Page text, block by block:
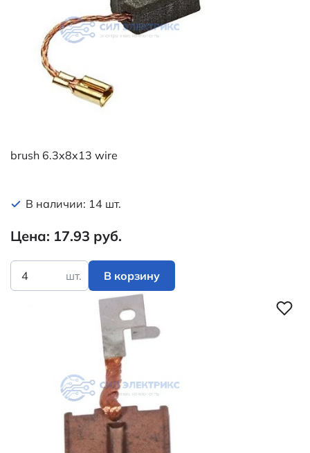
brush 6.3x8x13 wire
В наличии: 14 шт.
Цена: 17.93 руб.
шт. В корзину